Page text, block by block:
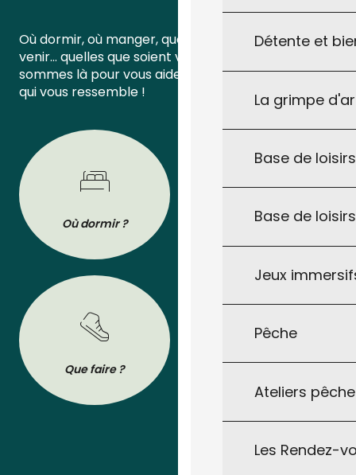
Détente et
La grimpe
Base de
Base de
Jeux
Pêche
Ateliers
Les Rendez-
Où dormir, où manger, quoi faire ou comment
venir… quelles que soient vos questions, nous
sommes là pour vous aider à organiser un séjour
qui vous ressemble !
Où dormir ? Où manger ?
Que faire ?
BROCHURES
Tout pour préparer votre séjour : les
brochures de l’Office de Tourisme à